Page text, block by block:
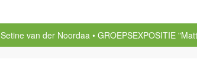
Setine van der Noordaa GROEPSEXPOSITIE